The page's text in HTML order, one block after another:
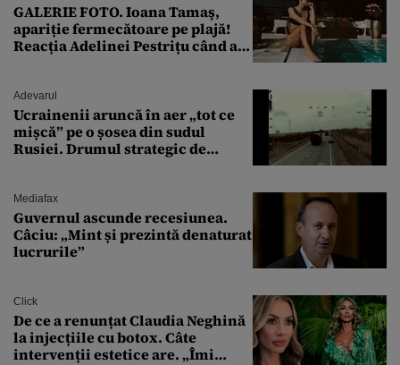
GALERIE FOTO. Ioana Tamaş,
apariție fermecătoare pe plajă!
Reacția Adelinei Pestrițu când a
Adevarul
Ucrainenii aruncă în aer „tot ce
mișcă” pe o șosea din sudul
Rusiei. Drumul strategic de
Mediafax
Guvernul ascunde recesiunea.
Câciu: „Mint și prezintă denaturat
lucrurile”
Click
De ce a renunțat Claudia Neghină
la injecțiile cu botox. Câte
intervenții estetice are. „Îmi